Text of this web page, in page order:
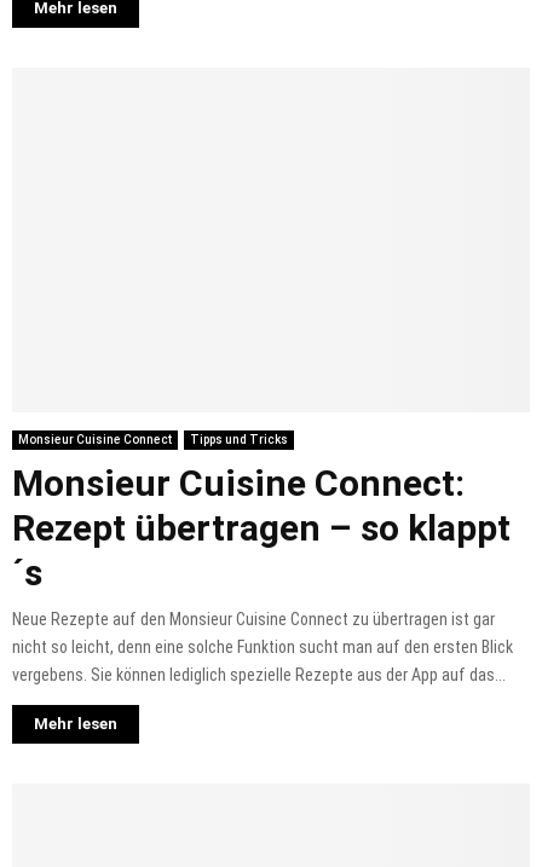
Mehr lesen
Monsieur Cuisine Connect Tipps und Tricks
Monsieur Cuisine Connect:
Rezept übertragen – so klappt
´s
Neue Rezepte auf den Monsieur Cuisine Connect zu übertragen ist gar
nicht so leicht, denn eine solche Funktion sucht man auf den ersten Blick
vergebens. Sie können lediglich spezielle Rezepte aus der App auf das...
Mehr lesen